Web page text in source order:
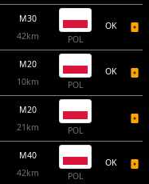
M30
42km
POL
OK
M20
10km
POL
OK
M20
21km
POL
M40
42km
POL
OK